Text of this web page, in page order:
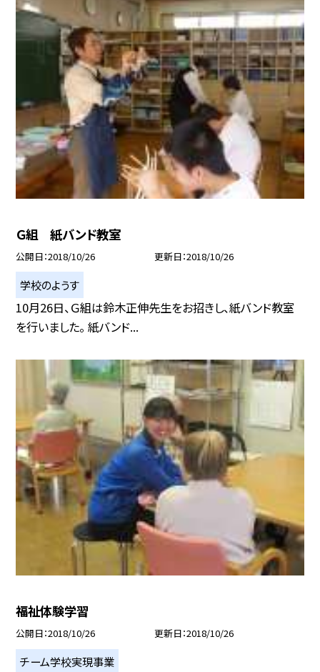
Ｇ組 紙バンド教室
公開日 2018/10/26 更新日 2018/10/26
学校のようす
10月26日、Ｇ組は鈴木正伸先生をお招きし、紙バンド教室
を行いました。 紙バンド...
福祉体験学習
公開日 2018/10/26 更新日 2018/10/26
チーム学校実現事業